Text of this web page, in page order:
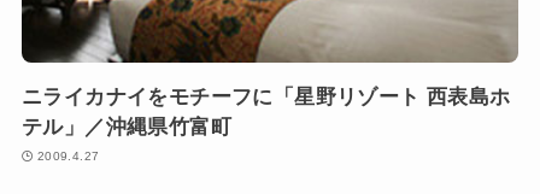
ニライカナイをモチーフに「星野リゾート 西表島ホ
テル」／沖縄県竹富町
2009.4.27